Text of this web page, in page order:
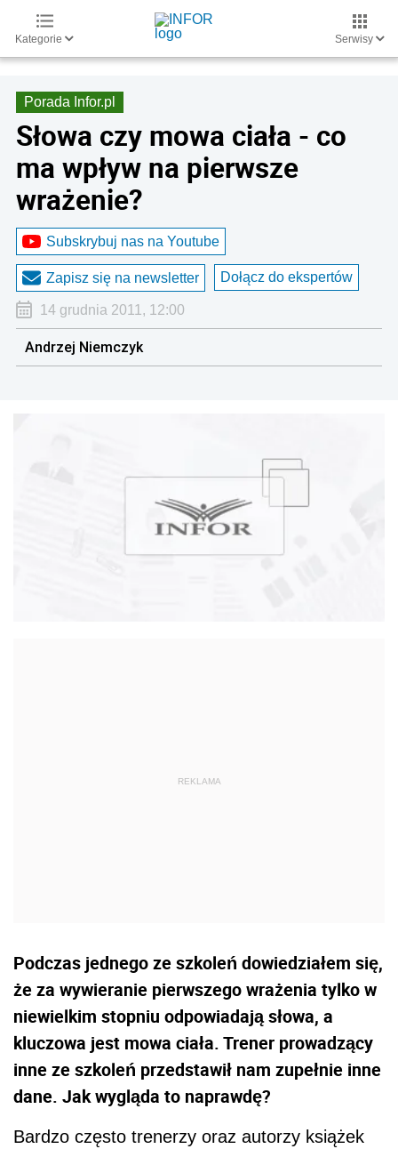
Kategorie Serwisy
Porada Infor.pl
Słowa czy mowa ciała - co
ma wpływ na pierwsze
wrażenie?
Subskrybuj nas na Youtube
Zapisz się na newsletter Dołącz do ekspertów
14 grudnia 2011, 12:00
Andrzej Niemczyk
Podczas jednego ze szkoleń dowiedziałem się,
że za wywieranie pierwszego wrażenia tylko w
niewielkim stopniu odpowiadają słowa, a
kluczowa jest mowa ciała. Trener prowadzący
inne ze szkoleń przedstawił nam zupełnie inne
dane. Jak wygląda to naprawdę?
Bardzo często trenerzy oraz autorzy książek